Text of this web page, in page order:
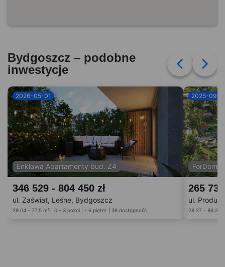
Bydgoszcz – podobne
inwestycje
2026-05-01
Enklawa Apartamenty bud. Z4
346 529 - 804 450 zł
ul. Zaświat, Leśne, Bydgoszcz
29.04 - 77.5 m² | 0 - 3 pokoi | - 6 pięter | 38 dostępność
2025-09-
ForDom
265
ul.